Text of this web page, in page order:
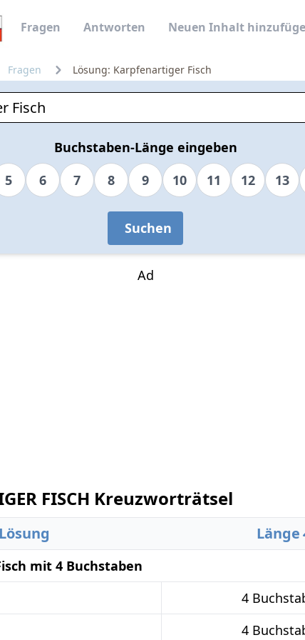
Fragen Antworten Neuen Inhalt
Fragen Lösung: Karpfenartiger Fisch
Buchstaben-Länge eingeben
5 6 7 8 9 10 11 12 13
Suchen
Ad
FISCH Kreuzworträtsel
Lösung Länge
mit 4 Buchstaben
4
4